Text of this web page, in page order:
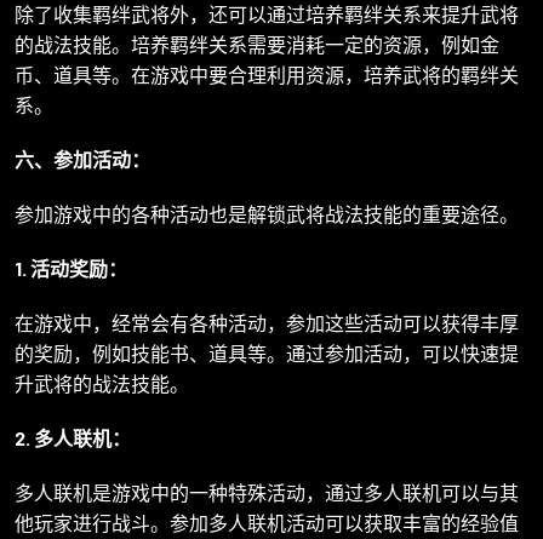
除了收集羁绊武将外，还可以通过培养羁绊关系来提升武将
的战法技能。培养羁绊关系需要消耗一定的资源，例如金
币、道具等。在游戏中要合理利用资源，培养武将的羁绊关
系。
六、参加活动：
参加游戏中的各种活动也是解锁武将战法技能的重要途径。
1. 活动奖励：
在游戏中，经常会有各种活动，参加这些活动可以获得丰厚
的奖励，例如技能书、道具等。通过参加活动，可以快速提
升武将的战法技能。
2. 多人联机：
多人联机是游戏中的一种特殊活动，通过多人联机可以与其
他玩家进行战斗。参加多人联机活动可以获取丰富的经验值